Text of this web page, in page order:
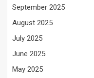
September 2025
August 2025
July 2025
June 2025
May 2025